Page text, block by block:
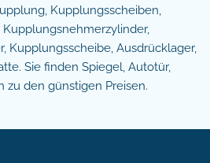
Kupplungsscheiben,
Kupplungsscheibe, Ausdrücklager,
Sie finden Spiegel, Autotür,
zu den günstigen Preisen.